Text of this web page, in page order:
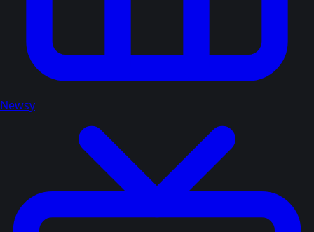
Newsy